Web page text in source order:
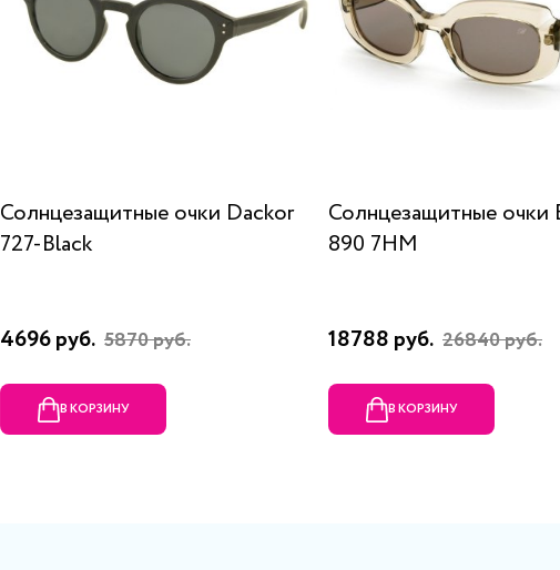
Солнцезащитные очки Dackor
727-Black
4696 руб. 5870 руб.
В КОРЗИНУ
Солнцезащитные очки
890 7HM
18788 руб. 26840 руб.
В КОРЗИНУ